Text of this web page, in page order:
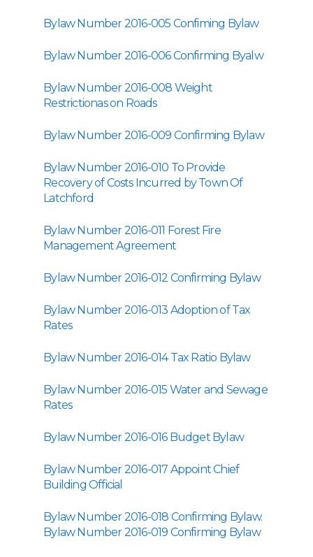
Bylaw Number 2016-005 Confiming Bylaw
Bylaw Number 2016-006 Confirming Byalw
Bylaw Number 2016-008 Weight
Restrictionas on Roads
Bylaw Number 2016-009 Confirming Bylaw
Bylaw Number 2016-010 To Provide
Recovery of Costs Incurred by Town Of
Latchford
Bylaw Number 2016-011 Forest Fire
Management Agreement
Bylaw Number 2016-012 Confirming Bylaw
Bylaw Number 2016-013 Adoption of Tax
Rates
Bylaw Number 2016-014 Tax Ratio Bylaw
Bylaw Number 2016-015 Water and Sewage
Rates
Bylaw Number 2016-016 Budget Bylaw
Bylaw Number 2016-017 Appoint Chief
Building Official
Bylaw Number 2016-018 Confirming Bylaw.
Bylaw Number 2016-019 Confirming Bylaw